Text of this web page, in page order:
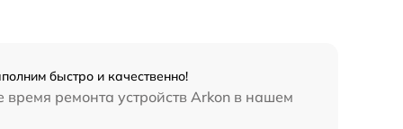
быстро и качественно!
время ремонта устройств Arkon в нашем